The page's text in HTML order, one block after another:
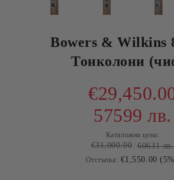
Bowers & Wilkins
Тонколони
57599 лв.
Каталожна цена:
€31,000.00 60631 лв.
Отстъпка: €1,550.00